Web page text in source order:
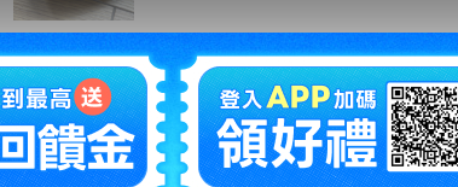
拍賣編號 ： 1229282365
商品新舊
： 有傷損和汙損(在描述中說明)(說明)
自動延長
： 有
認証限制
： 否